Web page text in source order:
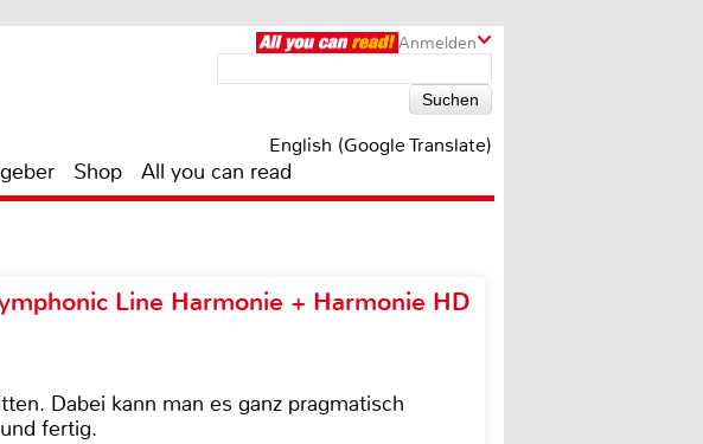
Anmelden
English (Google Translate)
Shop All you can read
Line Harmonie + Harmonie HD
Dabei kann man es ganz pragmatisch
fertig.